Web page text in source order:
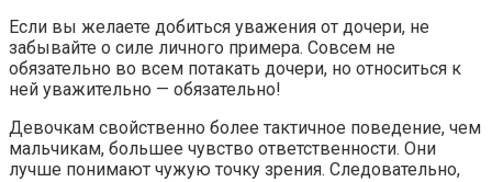
Если вы желаете добиться уважения от дочери, не
забывайте о силе личного примера. Совсем не
обязательно во всем потакать дочери, но относиться к
ней уважительно — обязательно!
Девочкам свойственно более тактичное поведение, чем
мальчикам, большее чувство ответственности. Они
лучше понимают чужую точку зрения. Следовательно,